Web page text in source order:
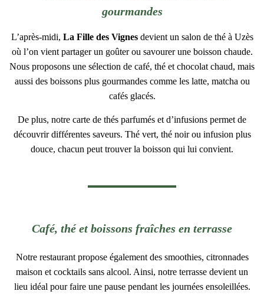
gourmandes
L’après-midi, La Fille des Vignesdevient un salon de thé à Uzès
où l’on vient partager un goûter ou savourer une boisson chaude.
Nous proposons une sélection de café, thé et chocolat chaud, mais
aussi des boissons plus gourmandes comme les latte, matcha ou
cafés glacés.
De plus, notre carte de thés parfumés et d’infusions permet de
découvrir différentes saveurs. Thé vert, thé noir ou infusion plus
douce, chacun peut trouver la boisson qui lui convient.
Café, thé et boissons fraîches en terrasse
Notre restaurant propose également des smoothies, citronnades
maison et cocktails sans alcool. Ainsi, notre terrasse devient un
lieu idéal pour faire une pause pendant les journées ensoleillées.